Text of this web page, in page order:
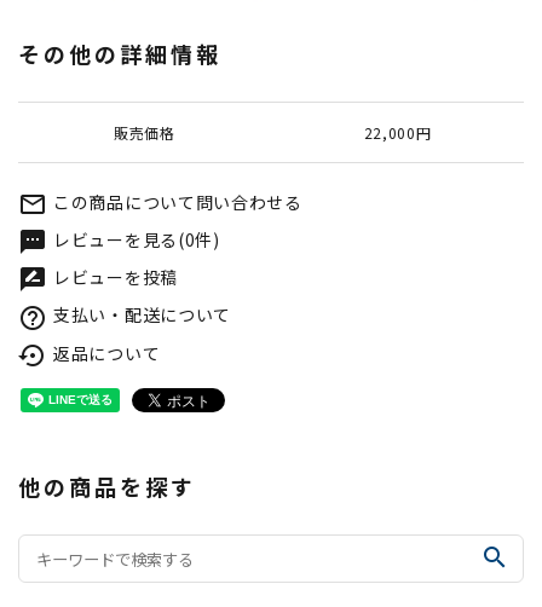
その他の詳細情報
販売価格 22,000円
mail_outline この商品について問い合わせる
textsms レビューを見る(0件)
rate_review レビューを投稿
help_outline 支払い・配送について
settings_backup_restore 返品について
他の商品を探す
search